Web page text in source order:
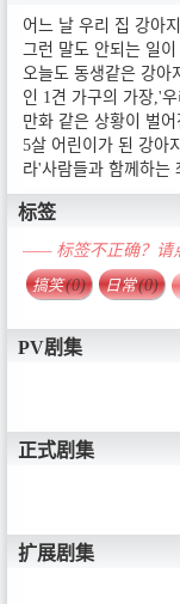
어느 날 우리 집 강아
그런 말도 안되는 일
오늘도 동생같은 강아
인 1견 가구의 가장,'
만화 같은 상황이 벌어
5살 어린이가 된 강아
라'사람들과 함께하는
标签
—— 标签不正确？请
搞笑(0) 日常(0)
PV剧集
正式剧集
扩展剧集